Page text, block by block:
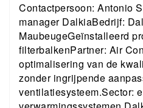
Contactpersoon: Antonio
manager DalkiaBedrijf:
MaubeugeGeïnstalleerd
filterbalkenPartner: Air
optimalisering van de
zonder ingrijpende
ventilatiesysteem.Sector: